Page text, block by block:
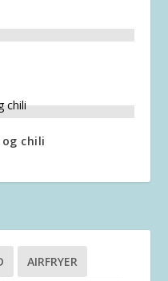
chili
AIRFRYER